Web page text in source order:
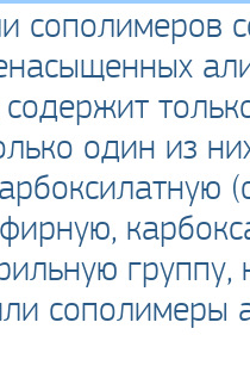
сополимеров
один из
группу,
сополимеры